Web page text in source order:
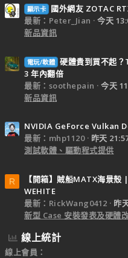
顯示卡
國外網友 ZOTAC
最新：Peter_Jian
今天
新品資訊
電玩/軟體 硬體貴到買不起
3 年內翻倍
最新：soothepain
今天
新品資訊
NVIDIA GeForce Vulkan
最新：mhp1120
昨天
測試軟體、驅動程式提供
R
【開箱】賊船MATX海景殼
WEHITE
最新：RickWang0412
昨
新型 Case 安裝發表及硬體
線上統計
線上會員